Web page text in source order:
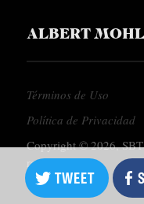
TWEET
ALBERT
Términos de Uso
Política de Privacidad
Copyright © 2026,
reserved.